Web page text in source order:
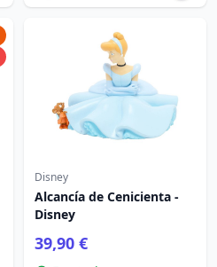
Disney
Alcancía de Cenicienta -
Disney
39,90 €